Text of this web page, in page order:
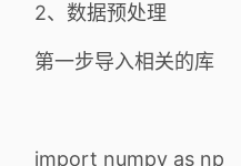
2、数据预处理
第一步导入相关的库
import numpy as np